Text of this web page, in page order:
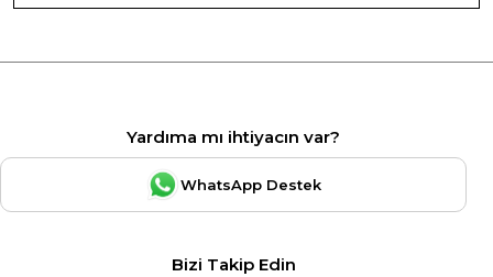
Yardıma mı ihtiyacın var?
WhatsApp Destek
Bizi Takip Edin